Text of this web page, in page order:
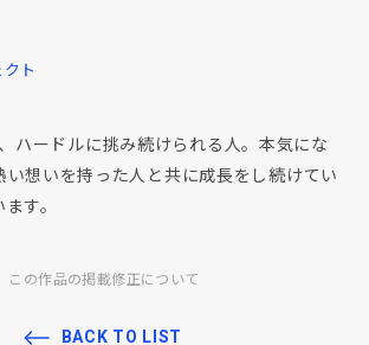
ト
ハードルに挑み続けられる人。本気にな
い想いを持った人と共に成長をし続けてい
す。
この作品の掲載修正について
BACK TO LIST